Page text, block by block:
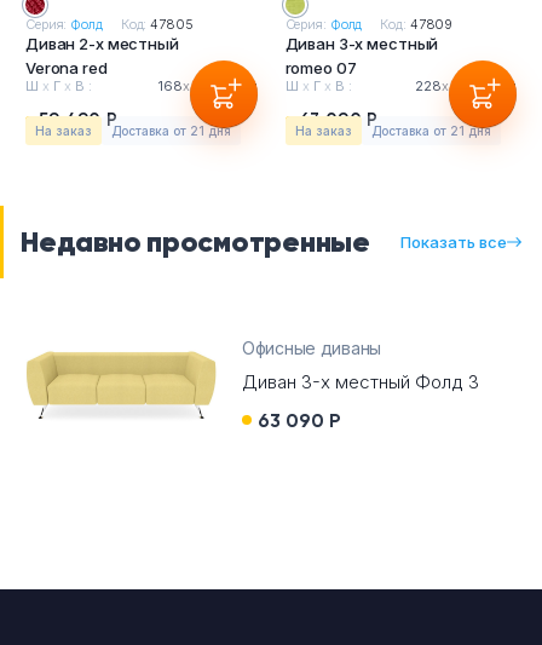
Серия: Фолд Код:47805
Диван 2-х местный
Verona red
Ш х Г х В : 168х85х72см
59 490 Р
На заказ Доставка от 21 дня
Серия: Фолд Код: 47809
Диван 3-х местный
romeo 07
Ш х Г х В : 228х85х72см
63 090 Р
На заказ Доставка от 21 дня
Недавно просмотренные Показать все
Офисные диваны
Диван 3-х местный Фолд 3
63 090 Р